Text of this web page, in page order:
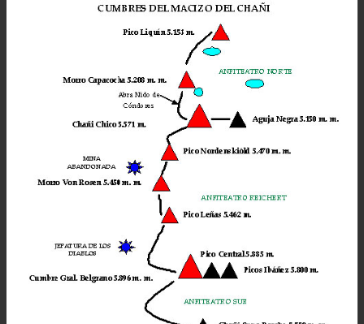
una mejor aclimatación. Nos hospedamos
salón parroquial que con tanta
siempre nos ofrece doña Demetrio, la celadora
la iglesia. Luego de unas riquísimas
charla con una de las maestras de la
sueño nos llevó directo a nuestras bolsas